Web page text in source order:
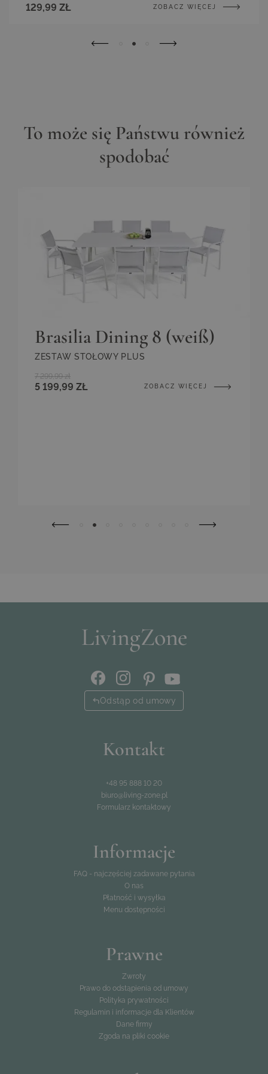
opcjonalne)
129,99 ZŁ ZOBACZ WIĘCEJ
To może się Państwu również
spodobać
Brasilia Dining 8 (weiß)
ZESTAW STOŁOWY PLUS
5 199,99 ZŁ
7 299,99 zł
ZOBACZ WIĘCEJ
Odstąp od umowy
Kontakt
+48 95 888 10 20
biuro@living-zone.pl
Formularz kontaktowy
Informacje
FAQ - najczęściej zadawane pytania
O nas
Płatność i wysyłka
Menu dostępności
Prawne
Zwroty
Prawo do odstąpienia od umowy
Polityka prywatności
Regulamin i informacje dla Klientów
Dane firmy
Zgoda na pliki cookie